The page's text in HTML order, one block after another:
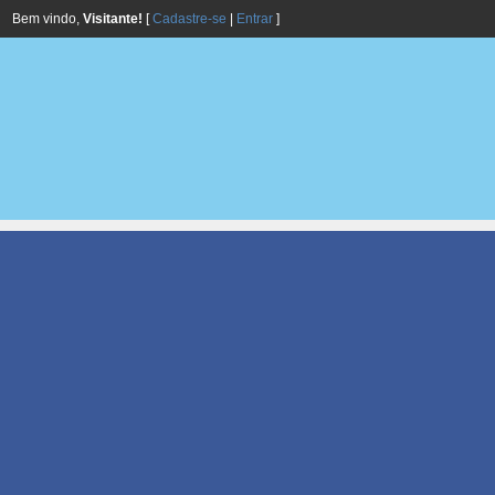
Bem vindo, Visitante! [Cadastre-se Entrar ]